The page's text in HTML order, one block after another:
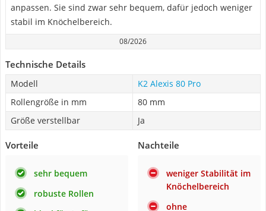
anpassen. Sie sind zwar sehr bequem, dafür jedoch weniger
stabil im Knöchelbereich.
08/2026
Technische Details
Modell
K2 Alexis 80 Pro
Rollengröße in mm
80 mm
Größe verstellbar
Ja
Vorteile
sehr bequem
robuste Rollen
Nachteile
weniger Stabilität im
Knöchelbereich
ohne